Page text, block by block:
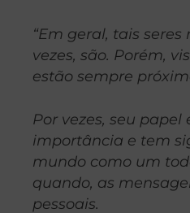
“Em geral, tais seres
vezes, são. Porém,
estão sempre
Por vezes, seu papel
importância e tem
mundo como um
quando, as
pessoais.